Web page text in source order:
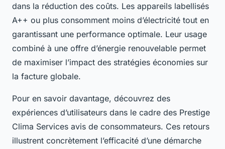
dans la réduction des coûts. Les appareils labellisés
A++ ou plus consomment moins d’électricité tout en
garantissant une performance optimale. Leur usage
combiné à une offre d’énergie renouvelable permet
de maximiser l’impact des stratégies économies sur
la facture globale.
Pour en savoir davantage, découvrez des
expériences d’utilisateurs dans le cadre des Prestige
Clima Services avis de consommateurs. Ces retours
illustrent concrètement l’efficacité d’une démarche